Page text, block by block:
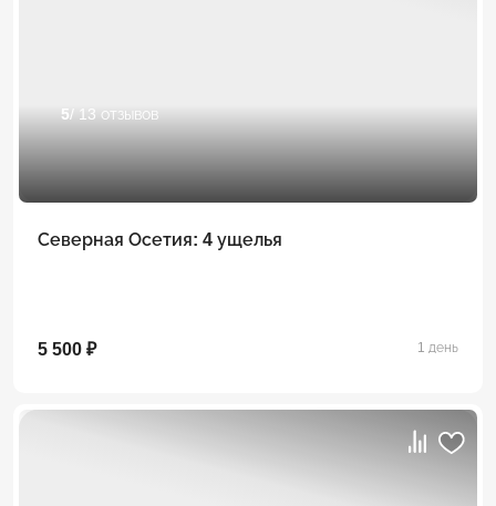
5/ 13 отзывов
Северная Осетия: 4 ущелья
5 500 ₽ 1 день